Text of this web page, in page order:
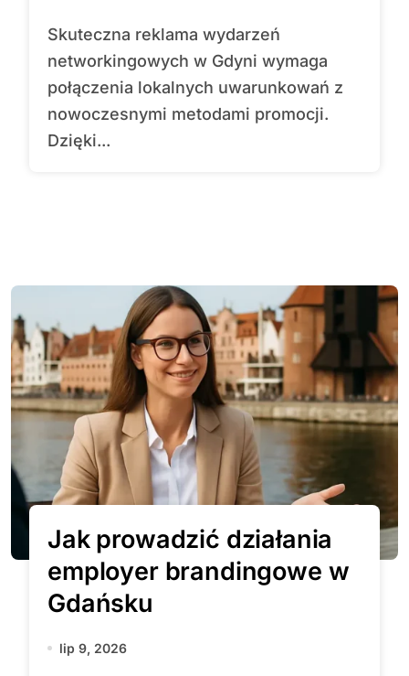
Skuteczna reklama wydarzeń
networkingowych w Gdyni wymaga
połączenia lokalnych uwarunkowań z
nowoczesnymi metodami promocji.
Dzięki...
Jak prowadzić działania
employer brandingowe w
Gdańsku
lip 9, 2026